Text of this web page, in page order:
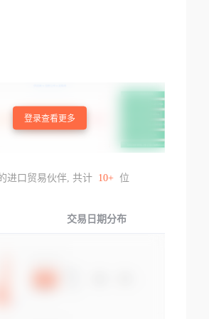
登录查看更多
进口贸易伙伴, 共计 10+ 位
交易日期分布